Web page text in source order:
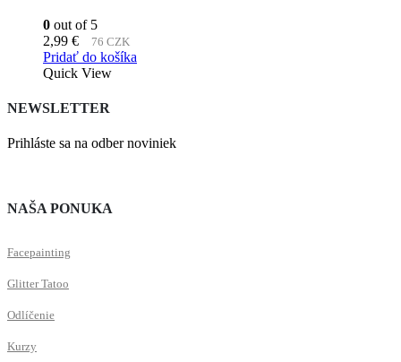
0 out of 5
2,99 € 76 CZK
Pridať do košíka
Quick View
NEWSLETTER
Prihláste sa na odber noviniek
NAŠA PONUKA
Facepainting
Glitter Tatoo
Odlíčenie
Kurzy